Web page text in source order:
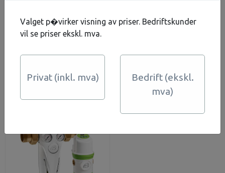
Selvrensende 4,8-6,4
m3/H FILTER 1" PM1
12.813,-
Kjøp
Selvrensende 12-22
Kjøp
Valget p�virker visning av priser. Bedriftskunder
vil se priser ekskl. mva.
Privat (inkl. mva)
Bedrift (ekskl.
mva)